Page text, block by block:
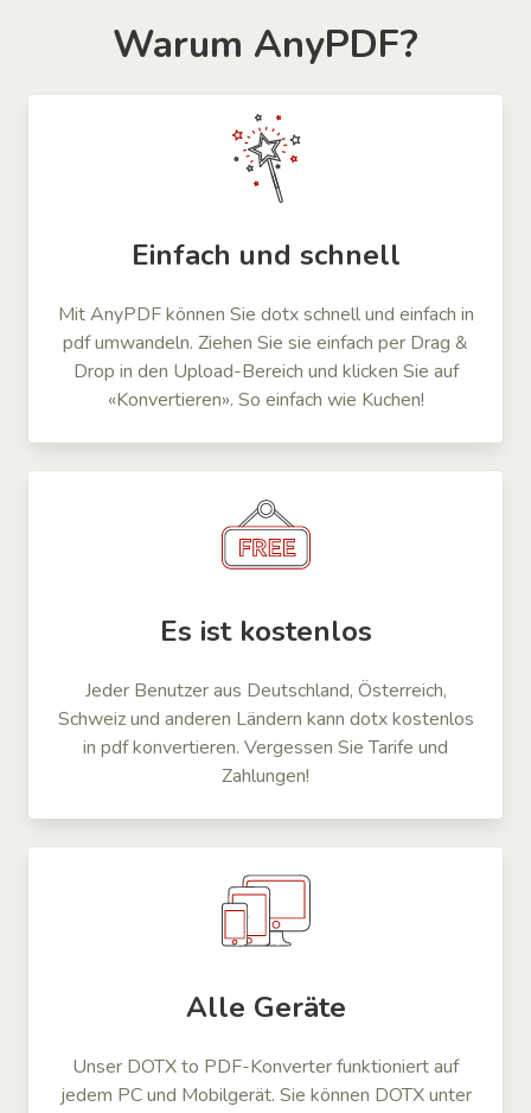
Warum AnyPDF?
Einfach und schnell
Mit AnyPDF können Sie dotx schnell und einfach in
pdf umwandeln. Ziehen Sie sie einfach per Drag &
Drop in den Upload-Bereich und klicken Sie auf
«Konvertieren». So einfach wie Kuchen!
Es ist kostenlos
Jeder Benutzer aus Deutschland, Österreich,
Schweiz und anderen Ländern kann dotx kostenlos
in pdf konvertieren. Vergessen Sie Tarife und
Zahlungen!
Alle Geräte
Unser DOTX to PDF-Konverter funktioniert auf
jedem PC und Mobilgerät. Sie können DOTX unter